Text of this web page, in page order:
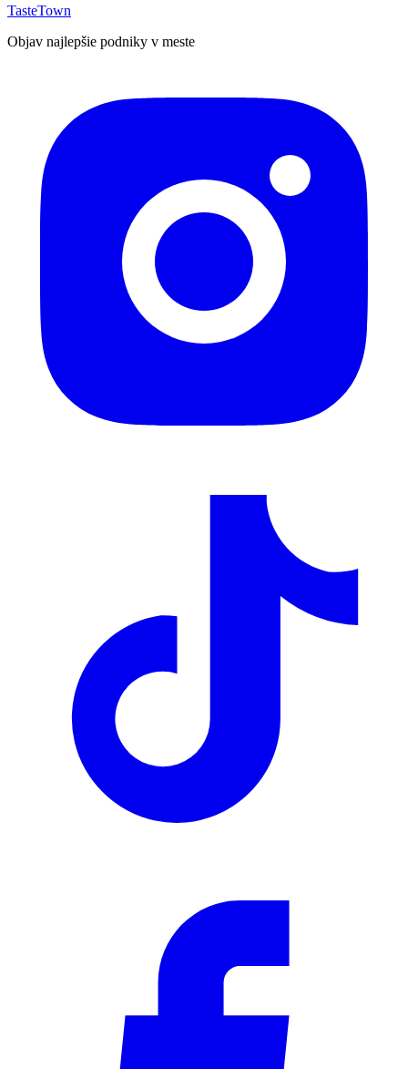
TasteTown
Objav najlepšie podniky v meste